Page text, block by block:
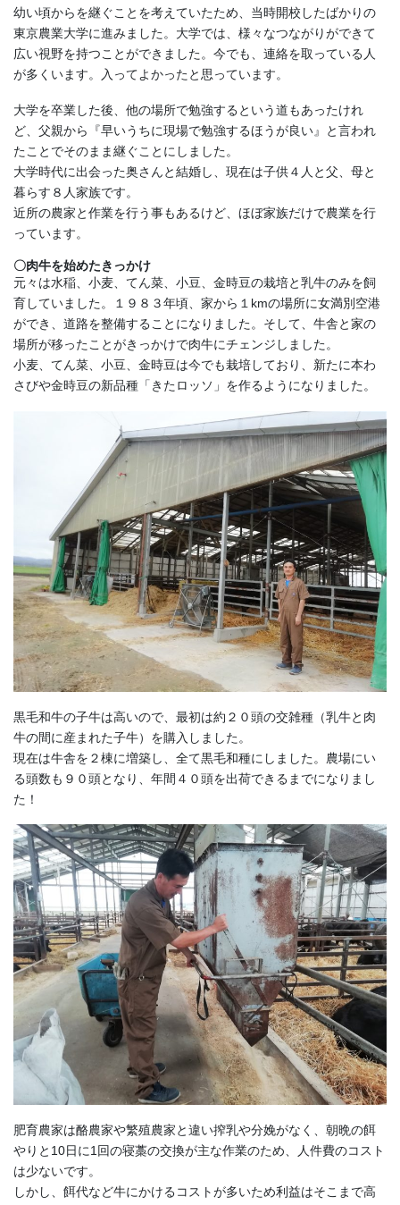
幼い頃からを継ぐことを考えていたため、当時開校したばかりの
東京農業大学に進みました。大学では、様々なつながりができて
広い視野を持つことができました。今でも、連絡を取っている人
が多くいます。入ってよかったと思っています。
大学を卒業した後、他の場所で勉強するという道もあったけれ
ど、父親から『早いうちに現場で勉強するほうが良い』と言われ
たことでそのまま継ぐことにしました。
大学時代に出会った奥さんと結婚し、現在は子供４人と父、母と
暮らす８人家族です。
近所の農家と作業を行う事もあるけど、ほぼ家族だけで農業を行
っています。
〇肉牛を始めたきっかけ
元々は水稲、小麦、てん菜、小豆、金時豆の栽培と乳牛のみを飼
育していました。１９８３年頃、家から１kmの場所に女満別空港
ができ、道路を整備することになりました。そして、牛舎と家の
場所が移ったことがきっかけで肉牛にチェンジしました。
小麦、てん菜、小豆、金時豆は今でも栽培しており、新たに本わ
さびや金時豆の新品種「きたロッソ」を作るようになりました。
黒毛和牛の子牛は高いので、最初は約２０頭の交雑種（乳牛と肉
牛の間に産まれた子牛）を購入しました。
現在は牛舎を２棟に増築し、全て黒毛和種にしました。農場にい
る頭数も９０頭となり、年間４０頭を出荷できるまでになりまし
た！
肥育農家は酪農家や繁殖農家と違い搾乳や分娩がなく、朝晩の餌
やりと10日に1回の寝藁の交換が主な作業のため、人件費のコスト
は少ないです。
しかし、餌代など牛にかけるコストが多いため利益はそこまで高